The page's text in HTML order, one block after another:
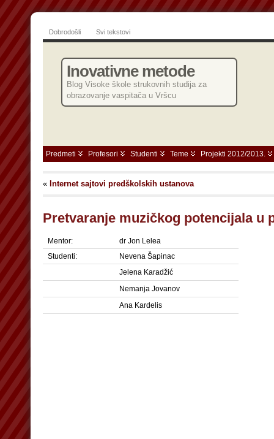
Dobrodošli Svi tekstovi
Inovativne metode
Blog Visoke škole strukovnih studija za
obrazovanje vaspitača u Vršcu
Predmeti Profesori Studenti Teme Projekti 2012/2013.
« Internet sajtovi predškolskih ustanova
Pretvaranje muzičkog potencijala u
Mentor:
dr Jon Lelea
Studenti:
Nevena Šapinac
Jelena Karadžić
Nemanja Jovanov
Ana Kardelis